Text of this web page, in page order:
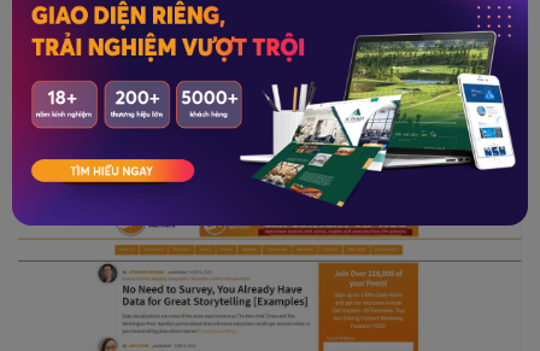
Contentmarketinginstitute.com
Content Marketing Institute là trang web uy tín, miễn phí về lĩnh
vực marketing, được người dùng cực kỳ yêu thích. Bởi ở
đây độc giả thường xuyên được cập nhật rất nhiều bài viết bổ
ích từ sự chia sẻ của các chuyên gia về content marketing